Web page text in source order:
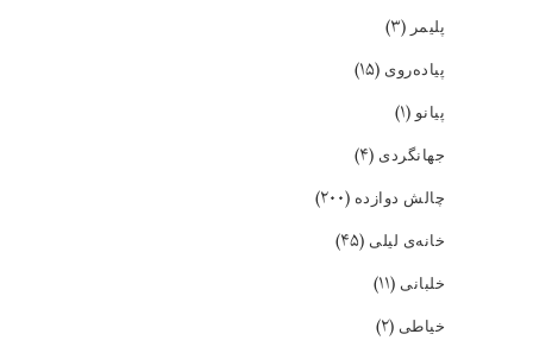
پلیمر (۳)
پیاده‌روی (۱۵)
پیانو(۱)
جهانگردی (۴)
چالش دوازده (۲۰۰)
خانه‌ی لیلی (۴۵)
خلبانی (۱۱)
خیاطی (۲)